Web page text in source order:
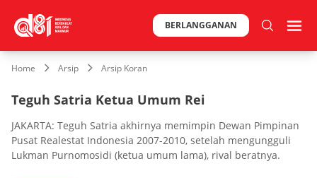
BERLANGGANAN
Home Arsip Arsip Koran
Teguh Satria Ketua Umum Rei
JAKARTA: Teguh Satria akhirnya memimpin Dewan Pimpinan
Pusat Realestat Indonesia 2007-2010, setelah mengungguli
Lukman Purnomosidi (ketua umum lama), rival beratnya.